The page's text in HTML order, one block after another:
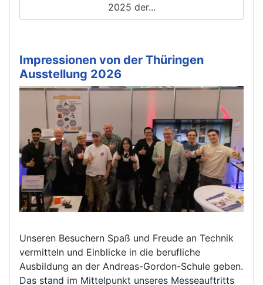
2025 der...
Impressionen von der Thüringen
Ausstellung 2026
Unseren Besuchern Spaß und Freude an Technik
vermitteln und Einblicke in die berufliche
Ausbildung an der Andreas-Gordon-Schule geben.
Das stand im Mittelpunkt unseres Messeauftritts